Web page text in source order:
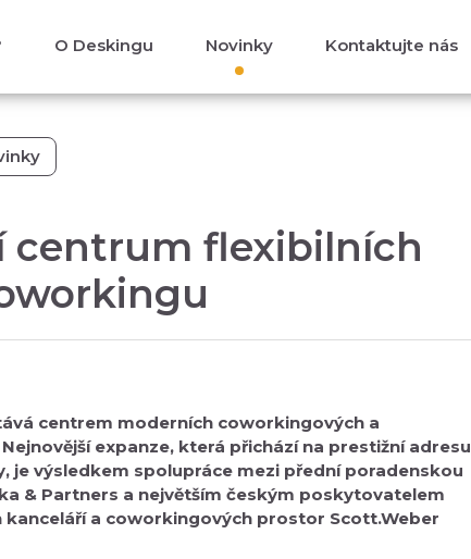
O Deskingu Novinky Kontaktujte nás
centrum flexibilních
centrem moderních coworkingových a
expanze, která přichází na prestižní adresu
je výsledkem spolupráce mezi přední poradenskou
& Partners a největším českým poskytovatelem
kanceláří a coworkingových prostor Scott.Weber